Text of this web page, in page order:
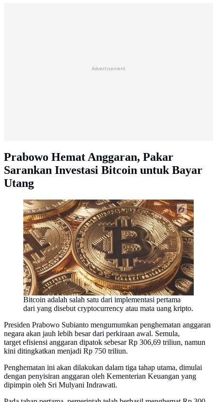
Advertisement
Prabowo Hemat Anggaran, Pakar
Sarankan Investasi Bitcoin untuk Bayar
Utang
Bitcoin adalah salah satu dari implementasi pertama
dari yang disebut cryptocurrency atau mata uang kripto.
Presiden Prabowo Subianto mengumumkan penghematan anggaran
negara akan jauh lebih besar dari perkiraan awal. Semula,
target efisiensi anggaran dipatok sebesar Rp 306,69 triliun, namun
kini ditingkatkan menjadi Rp 750 triliun.
Penghematan ini akan dilakukan dalam tiga tahap utama, dimulai
dengan penyisiran anggaran oleh Kementerian Keuangan yang
dipimpin oleh Sri Mulyani Indrawati.